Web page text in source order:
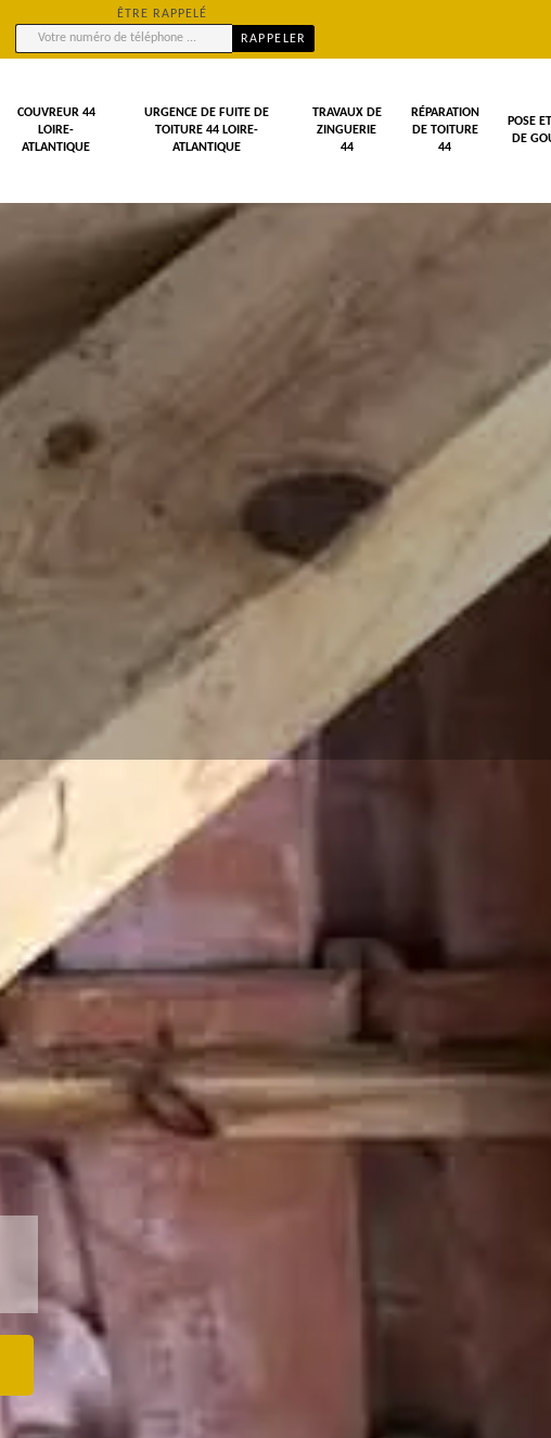
ÊTRE RAPPELÉ
COUVREUR 44
LOIRE-
ATLANTIQUE
URGENCE DE FUITE DE
TOITURE 44 LOIRE-
ATLANTIQUE
TRAVAUX DE
ZINGUERIE
44
RÉPARATION
DE TOITURE
44
POSE
DE